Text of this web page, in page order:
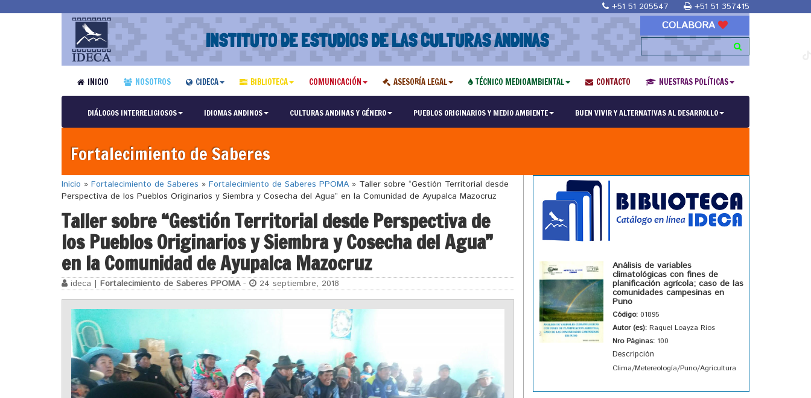
+51 51 205547 +51 51 357415
INSTITUTO DE ESTUDIOS DE LAS CULTURAS ANDINAS
COLABORA
INICIO NOSOTROS CIDECA BIBLIOTECA COMUNICACIÓN ASESORÍA LEGAL TÉCNICO MEDIOAMBIENTAL CONTACTO NUESTRAS POLÍTICAS
DIÁLOGOS INTERRELIGIOSOS IDIOMAS ANDINOS CULTURAS ANDINAS Y GÉNERO PUEBLOS ORIGINARIOS Y MEDIO AMBIENTE BUEN VIVIR Y ALTERNATIVAS AL DESARROLLO
Fortalecimiento de Saberes
Inicio » Fortalecimiento de Saberes » Fortalecimiento de Saberes PPOMA » Taller sobre “Gestión Territorial desde
Perspectiva de los Pueblos Originarios y Siembra y Cosecha del Agua” en la Comunidad de Ayupalca Mazocruz
Taller sobre “Gestión Territorial desde Perspectiva de
los Pueblos Originarios y Siembra y Cosecha del Agua”
en la Comunidad de Ayupalca Mazocruz
ideca | Fortalecimiento de Saberes PPOMA- 24 septiembre, 2018
Análisis de variables
climatológicas con fines de
planificación agrícola; caso de las
comunidades campesinas en
Puno
Código: 01895
Autor (es): Raquel Loayza Rios
Nro Páginas: 100
Descripción
Clima/Metereología/Puno/Agricultura